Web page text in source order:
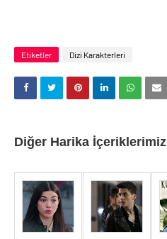
Etiketler Dizi Karakterleri
Diğer Harika İçeriklerimiz